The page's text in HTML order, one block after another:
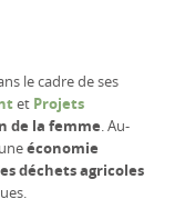
le cadre de ses
et Projets
de la femme. Au-
économie
déchets agricoles